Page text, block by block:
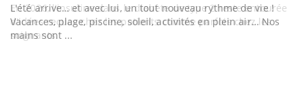
L'été arrive… et avec lui, un tout nouveau rythme de vie !
Vacances, plage, piscine, soleil, activités en plein air… Nos
mains sont ...